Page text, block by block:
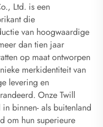
Ltd. is een
die
van hoogwaardige
dan tien jaar
op maat ontworpen
merkidentiteit van
levering en
Onze Twill
binnen- als buitenland
om hun superieure